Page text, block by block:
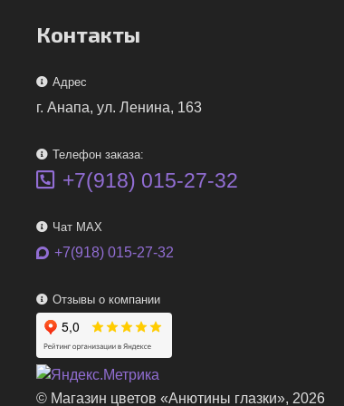
Контакты
Адрес
г. Анапа, ул. Ленина, 163
Телефон заказа:
+7(918) 015-27-32
Чат MAX
+7(918) 015-27-32
Отзывы о компании
© Магазин цветов «Анютины глазки», 2026